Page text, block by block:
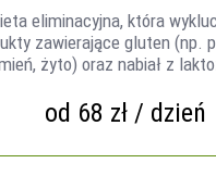
eliminacyjna, która
zawierające gluten (np.
żyto) oraz nabiał z
od 68 zł / dzień